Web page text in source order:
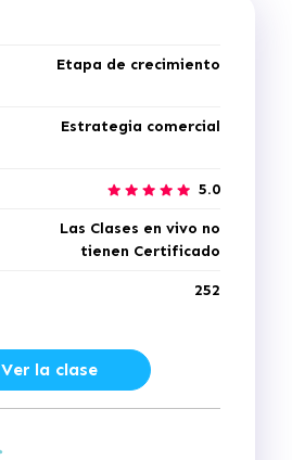
Etapa de crecimiento
Estrategia comercial
5.0
Las Clases en vivo no
tienen Certificado
252
Ver la clase